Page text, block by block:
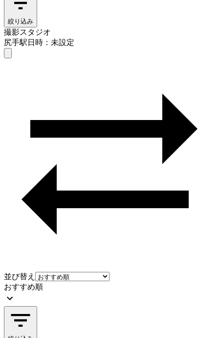
絞り込み
撮影スタジオ
尻手駅日時：未設定
並び替え
おすすめ順